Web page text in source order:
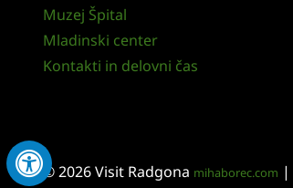
Muzej Špital
Mladinski center
Kontakti in delovni čas
© 2026 Visit Radgona mihaborec.com |